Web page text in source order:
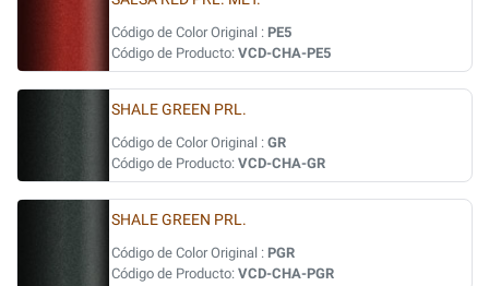
Código de Color Original : PE5
Código de Producto: VCD-CHA-PE5
SHALE GREEN PRL.
Código de Color Original : GR
Código de Producto: VCD-CHA-GR
SHALE GREEN PRL.
Código de Color Original : PGR
Código de Producto: VCD-CHA-PGR